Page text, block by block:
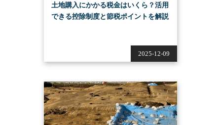
2025-12-09
土地購入にかかる税金はいくら？活用
できる控除制度と節税ポイントを解説